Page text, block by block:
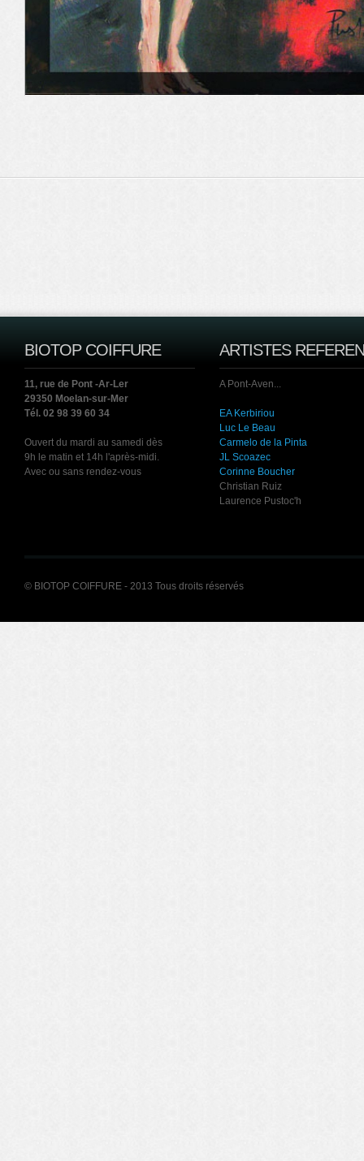
BIOTOP COIFFURE
11, rue de Pont -Ar-Ler
29350 Moelan-sur-Mer
Tél. 02 98 39 60 34
Ouvert du mardi au samedi dès
9h le matin et 14h l'après-midi.
Avec ou sans rendez-vous
ARTISTES
A Pont-Aven...
EA Kerbiriou
Luc Le Beau
Carmelo de la Pinta
JL Scoazec
Corinne Boucher
Christian Ruiz
Laurence Pustoc'h
© BIOTOP COIFFURE - 2013 Tous droits réservés